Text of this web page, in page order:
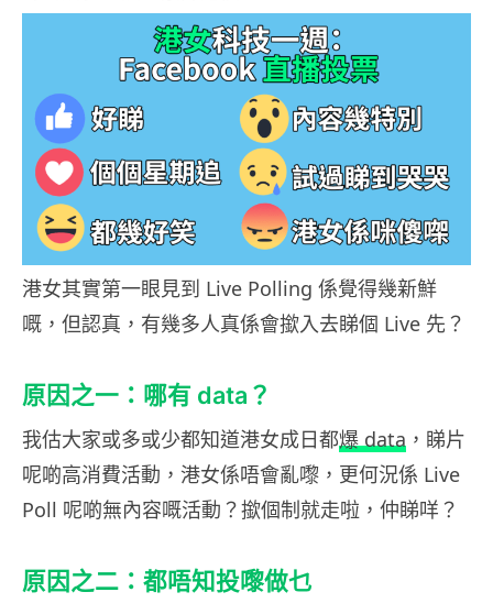
港女其實第一眼見到 Live Polling 係覺得幾新鮮
嘅，但認真，有幾多人真係會撳入去睇個 Live 先？
原因之一：哪有 data？
我估大家或多或少都知道港女成日都爆 data ，睇片
呢啲高消費活動，港女係唔會亂嚟，更何況係 Live
Poll 呢啲無內容嘅活動？撳個制就走啦，仲睇咩？
原因之二：都唔知投嚟做乜